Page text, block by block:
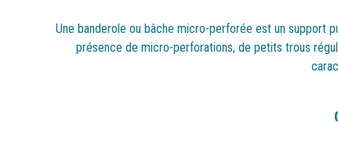
Une banderole ou bâche micro-perforée est un support
présence de micro-perforations, de petits trous